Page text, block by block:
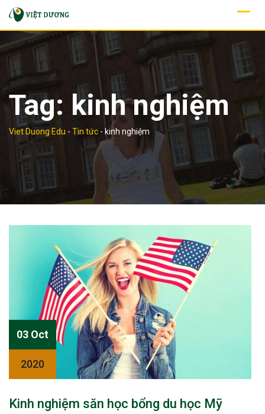
Skip
content
Tag: kinh nghiệm
Viet Duong Edu - Tin tức - kinh nghiệm
03 Oct
2020
Kinh nghiệm săn học bổng du học Mỹ